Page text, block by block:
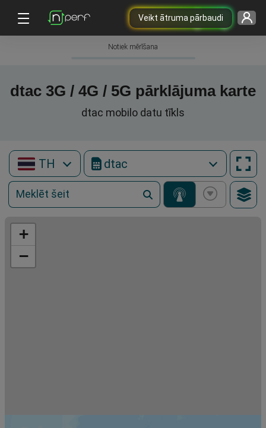
Veikt ātruma pārbaudi
Notiek mērīšana
dtac 3G / 4G / 5G pārklājuma karte
dtac mobilo datu tīkls
TH dtac
+
−